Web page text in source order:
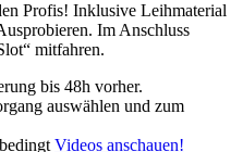
Profis! Inklusive Leihmaterial
Im Anschluss
mitfahren.
bis 48h vorher.
auswählen und zum
Videos anschauen!